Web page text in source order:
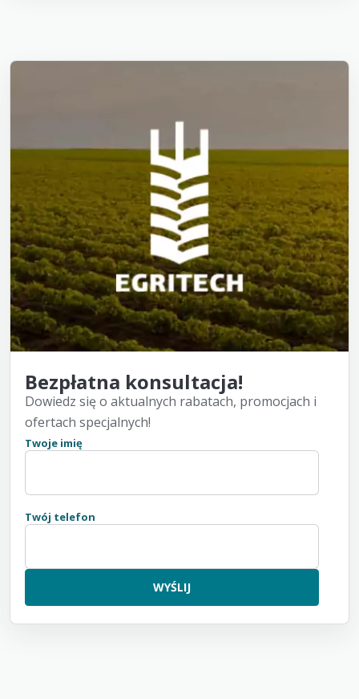
Bezpłatna konsultacja!
Dowiedz się o aktualnych rabatach, promocjach i
ofertach specjalnych!
Twoje imię
Twój telefon